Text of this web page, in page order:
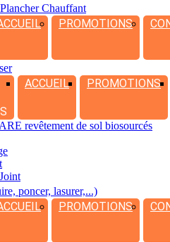
Chauffant
PROMOTIONS
ACCUEIL PROMOTIONS
revêtement de sol biosourcés
poncer, lasurer,...)
PROMOTIONS